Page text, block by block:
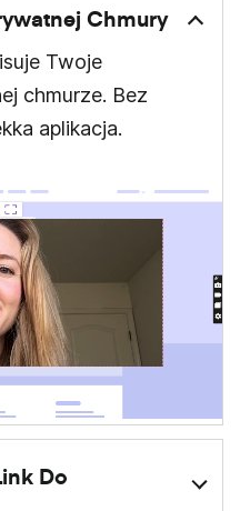
Chmury
Twoje
chmurze. Bez
aplikacja.
Do